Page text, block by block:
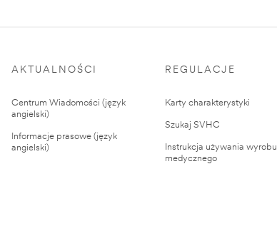
AKTUALNOŚCI
Centrum Wiadomości (język
angielski)
Informacje prasowe (język
angielski)
REGULACJE
Karty charakterystyki
Szukaj SVHC
Instrukcja używania wyrobu
medycznego